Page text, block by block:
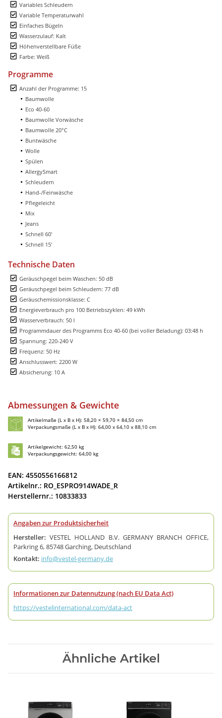
Variables Schleudern
Variable Temperaturwahl
Einfaches Bügeln
Wasserzulauf: Kalt
Höhenverstellbare Füße
Farbe: Weiß
Programme
Anzahl der Programme: 15
Baumwolle
Eco 40-60
Baumwolle Vorwäsche
Baumwolle 20°C
Buntwäsche
Wolle
Spülen
AllergySmart
Schleudern
Hand-/Feinwäsche
Pflegeleicht
Mix
Jeans
Schnell 60'
Schnell 15'
Technische Daten
Geräuschpegel beim Waschen: 50 dB
Geräuschpegel beim Schleudern: 77 dB
Geräuschemissionsklasse: C
Energieverbrauch pro 100 Betriebszyklen: 49 kWh
Wasserverbrauch: 50 l
Programmdauer des Programms Eco 40-60 (bei voller Beladung): 03:48 h
Spannung: 220-240 V
Frequenz: 50 Hz
Anschlusswert: 2200 W
Absicherung: 10 A
Abmessungen & Gewichte
Artikelmaße (L x B x H): 58,20 × 59,70 × 84,50 cm
Verpackungsmaße (L x B x H): 64,00 x 64,10 x 88,10 cm
Artikelgewicht: 62,50 kg
Verpackungsgewicht: 64,00 kg
EAN: 4550556166812
Artikelnr.: RO_ESPRO914WADE_R
Herstellernr.: 10833833
Angaben zur Produktsicherheit
Hersteller: VESTEL HOLLAND B.V. GERMANY BRANCH OFFICE,
Parkring 6, 85748 Garching, Deutschland
Kontakt: info@vestel-germany.de
Informationen zur Datennutzung (nach EU Data Act)
https://vestelinternational.com/data-act
Ähnliche Artikel